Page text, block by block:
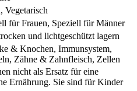
Vegetarisch
für Frauen, Speziell für Männer
und lichtgeschützt lagern
& Knochen, Immunsystem,
Zähne & Zahnfleisch, Zellen
nicht als Ersatz für eine
Ernährung. Sie sind für Kinder